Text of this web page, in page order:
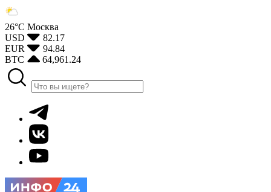
26°С Москва
USD
82.17
EUR
94.84
BTC
64,961.24